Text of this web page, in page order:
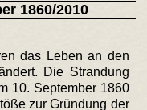
1860/2010
das Leben an den
Die Strandung
10. September 1860
zur Gründung der